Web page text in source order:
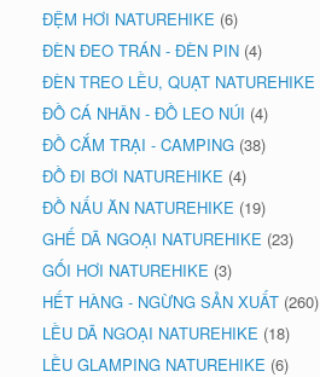
ĐỆM HƠI NATUREHIKE (6)
ĐÈN ĐEO TRÁN - ĐÈN PIN (4)
ĐÈN TREO LỀU, QUẠT NATUREHIKE
ĐỒ CÁ NHÂN - ĐỒ LEO NÚI (4)
ĐỒ CẮM TRẠI - CAMPING (38)
ĐỒ ĐI BƠI NATUREHIKE (4)
ĐỒ NẤU ĂN NATUREHIKE (19)
GHẾ DÃ NGOẠI NATUREHIKE (23)
GỐI HƠI NATUREHIKE (3)
HẾT HÀNG - NGỪNG SẢN XUẤT (260)
LỀU DÃ NGOẠI NATUREHIKE (18)
LỀU GLAMPING NATUREHIKE (6)